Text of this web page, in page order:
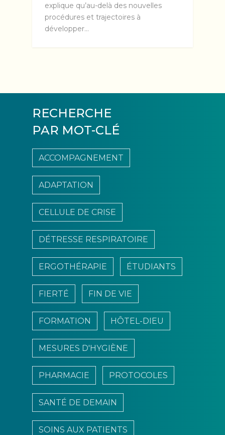
explique qu’au-delà des nouvelles
procédures et trajectoires à
développer…
RECHERCHE
PAR MOT-CLÉ
ACCOMPAGNEMENT
ADAPTATION
CELLULE DE CRISE
DÉTRESSE RESPIRATOIRE
ERGOTHÉRAPIE ÉTUDIANTS
FIERTÉ FIN DE VIE
FORMATION HÔTEL-DIEU
MESURES D'HYGIÈNE
PHARMACIE PROTOCOLES
SANTÉ DE DEMAIN
SOINS AUX PATIENTS